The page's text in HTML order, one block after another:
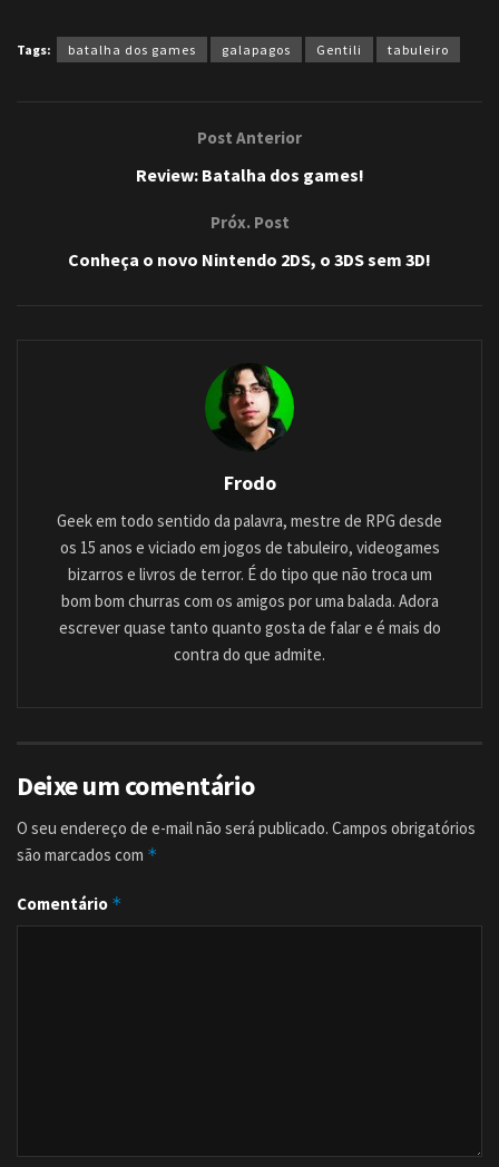
Tags: batalha dos games galapagos Gentili tabuleiro
Post Anterior
Review: Batalha dos games!
Próx. Post
Conheça o novo Nintendo 2DS, o 3DS sem 3D!
Frodo
Geek em todo sentido da palavra, mestre de RPG desde
os 15 anos e viciado em jogos de tabuleiro, videogames
bizarros e livros de terror. É do tipo que não troca um
bom bom churras com os amigos por uma balada. Adora
escrever quase tanto quanto gosta de falar e é mais do
contra do que admite.
Deixe um comentário
O seu endereço de e-mail não será publicado. Campos obrigatórios
são marcados com *
Comentário *